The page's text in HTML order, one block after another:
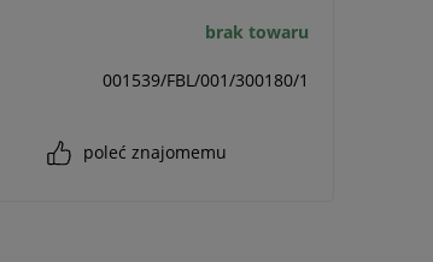
brak towaru
001539/FBL/001/300180/1
poleć znajomemu